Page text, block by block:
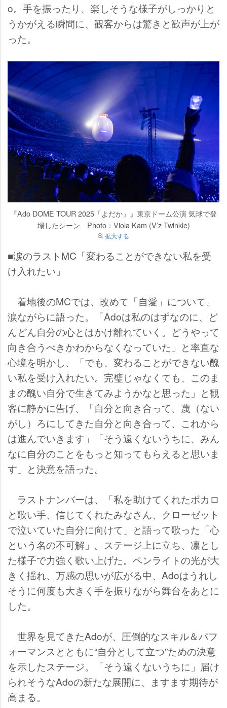
o。手を振ったり、楽しそうな様子がしっかりと
うかがえる瞬間に、観客からは驚きと歓声が上が
った。
『Ado DOME TOUR 2025「よだか」』東京ドーム公演 気球で登
場したシーン Photo：Viola Kam (V’z Twinkle)
拡大する
■涙のラストMC「変わることができない私を受
け入れたい」
着地後のMCでは、改めて「自愛」について、
涙ながらに語った。「Adoは私のはずなのに、ど
んどん自分の心とはかけ離れていく。どうやって
向き合うべきかわからなくなっていた」と率直な
心境を明かし、「でも、変わることができない醜
い私を受け入れたい。完璧じゃなくても、このま
まの醜い自分で生きてみようかなと思った」と観
客に静かに告げ、「自分と向き合って、蔑（ない
がし）ろにしてきた自分と向き合って、これから
は進んでいきます」「そう遠くないうちに、みん
なに自分のことをもっと知ってもらえると思いま
す」と決意を語った。
ラストナンバーは、「私を助けてくれたボカロ
と歌い手、信じてくれたみなさん、クローゼット
で泣いていた自分に向けて」と語って歌った「心
という名の不可解」。ステージ上に立ち、凛とし
た様子で力強く歌い上げた。ペンライトの光が大
きく揺れ、万感の思いが広がる中、Adoはうれし
そうに何度も大きく手を振りながら舞台をあとに
した。
世界を見てきたAdoが、圧倒的なスキル＆パフ
ォーマンスとともに“自分として立つ”ための決意
を示したステージ。「そう遠くないうちに」届け
られそうなAdoの新たな展開に、ますます期待が
高まる。